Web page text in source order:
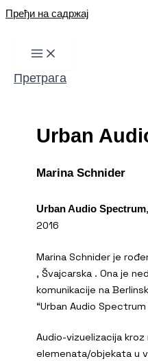
Пређи на садржај
Претрага
Urban
Marina Schnider
Urban Audio Spectrum
2016
Marina Schnider je
, Švajcarska . Ona je
komunikacije na
“Urban Audio
Audio-vizuelizacija kroz
elemenata/objekata u